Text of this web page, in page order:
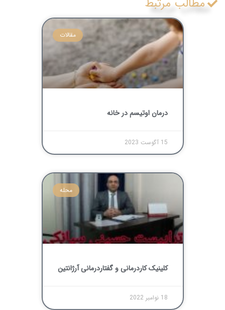
مطالب مرتبط
مقالات
درمان اوتیسم در خانه
15 آگوست 2023
محله
کلینیک کاردرمانی و گفتاردرمانی آرژانتین
18 نوامبر 2022